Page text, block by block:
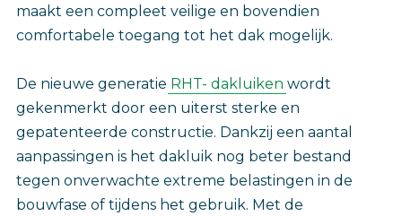
maakt een compleet veilige en bovendien
comfortabele toegang tot het dak mogelijk.
De nieuwe generatie RHT- dakluiken wordt
gekenmerkt door een uiterst sterke en
gepatenteerde constructie. Dankzij een aantal
aanpassingen is het dakluik nog beter bestand
tegen onverwachte extreme belastingen in de
bouwfase of tijdens het gebruik. Met de